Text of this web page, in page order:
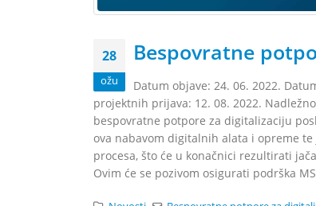
28
ožu
Bespovratne
Datum objave: 24. 06. 2022.
projektnih prijava: 12. 08. 2022.
bespovratne potpore za digitalizaciju
ova nabavom digitalnih alata i opreme
procesa, što će u konačnici rezultirati
Ovim će se pozivom osigurati podrška